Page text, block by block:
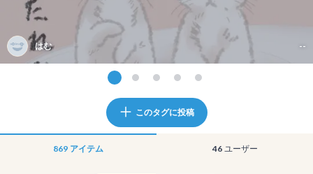
はむ --
このタグに投稿
869 アイテム 46 ユーザー